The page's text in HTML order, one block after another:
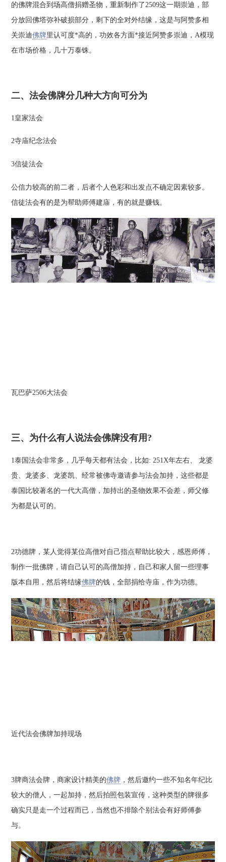
的佛牌混合到场高僧捐赠圣物，重新制作了2509这一期崇迪，部
分放回佛塔弥补破损部分，剩下的全对外结缘，这是与阿赞多相
关崇迪佛牌里认可度*高的，功效各方面*接近阿赞多崇迪，A模现
在市场价格，几十万泰铢。
二、法会佛牌分几种大方向可分为
1皇家法会
2寺庙纪念法会
3信徒法会
公信力较高的前二者，后者个人色彩和出发点不确定因素较多。
信徒法会有的是为帮助师傅建庙，有的就是赚钱。
瓦巴萨2506大法会
三、为什么有人说法会佛牌没有用?
1泰国法会非常多，几乎每天都有法会，比如: 251X年左右、 龙婆
贵、龙婆多、龙婆凯、经常被佛寺邀请参与法会加持，这些都是
泰国比较著名的一代大高僧，加持出的圣物效果不会差，师父修
为都是认可的。
2功德牌，某人觉得某位高僧对自己指点帮助比较大，感恩师傅，
制作一批佛牌，请自己认可的高僧加持，自己和家人留一些理事
版本自用，然后将结缘佛牌的钱，全部捐给寺庙，作为功德。
近代法会佛牌加持现场
3牌商法会牌，商家设计精美的佛牌 ，然后邀约一些不知名年纪比
较大的僧人，一起加持，然后拍照包装宣传，这种类型的牌很多
确实只是走一个过程而已，当然也不排除个别法会有好师傅参
与。